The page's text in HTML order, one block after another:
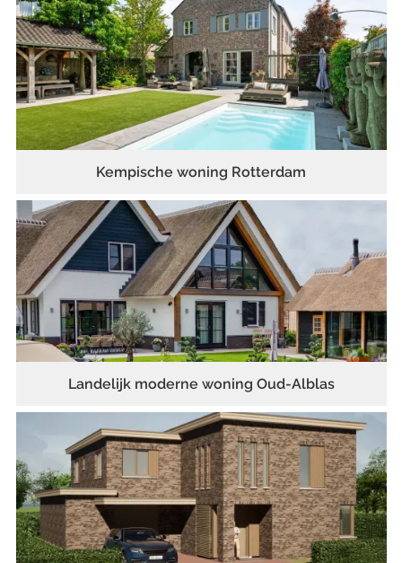
Kempische woning Rotterdam
Landelijk moderne woning Oud-Alblas